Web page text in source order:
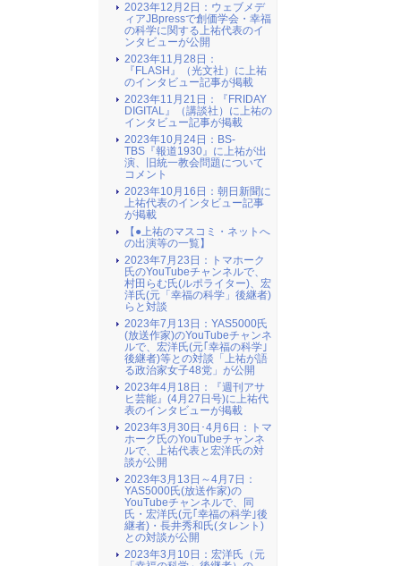
2023年12月2日：ウェブメデ
ィアJBpressで創価学会・幸福
の科学に関する上祐代表のイ
ンタビューが公開
2023年11月28日：
『FLASH』（光文社）に上祐
のインタビュー記事が掲載
2023年11月21日：『FRIDAY
DIGITAL』（講談社）に上祐の
インタビュー記事が掲載
2023年10月24日：BS-
TBS『報道1930』に上祐が出
演、旧統一教会問題について
コメント
2023年10月16日：朝日新聞に
上祐代表のインタビュー記事
が掲載
【●上祐のマスコミ・ネットへ
の出演等の一覧】
2023年7月23日：トマホーク
氏のYouTubeチャンネルで、
村田らむ氏(ルポライター)、宏
洋氏(元「幸福の科学」後継者)
らと対談
2023年7月13日：YAS5000氏
(放送作家)のYouTubeチャンネ
ルで、宏洋氏(元｢幸福の科学｣
後継者)等との対談「上祐が語
る政治家女子48党」が公開
2023年4月18日：『週刊アサ
ヒ芸能』(4月27日号)に上祐代
表のインタビューが掲載
2023年3月30日･4月6日：トマ
ホーク氏のYouTubeチャンネ
ルで、上祐代表と宏洋氏の対
談が公開
2023年3月13日～4月7日：
YAS5000氏(放送作家)の
YouTubeチャンネルで、同
氏・宏洋氏(元｢幸福の科学｣後
継者)・長井秀和氏(タレント)
との対談が公開
2023年3月10日：宏洋氏（元